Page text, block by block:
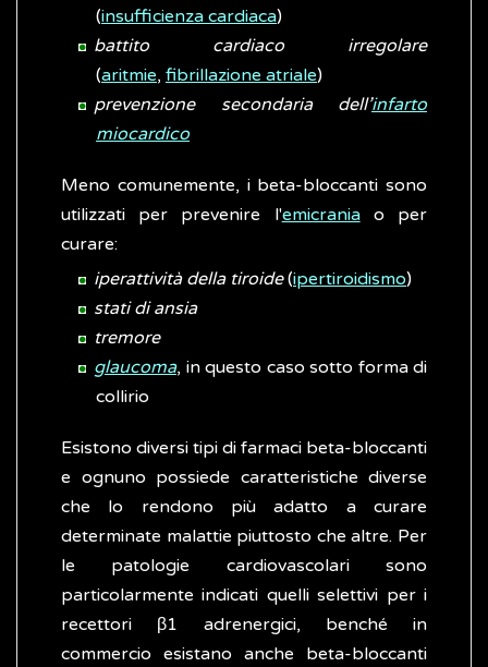
(insufficienza cardiaca)
battito cardiaco irregolare
(aritmie, fibrillazione atriale)
prevenzione secondaria dell’infarto
miocardico
Meno comunemente, i beta-bloccanti sono
utilizzati per prevenire l'emicraniao per
curare:
iperattività della tiroide(ipertiroidismo)
stati di ansia
tremore
glaucoma, in questo caso sotto forma di
collirio
Esistono diversi tipi di farmaci beta-bloccanti
e ognuno possiede caratteristiche diverse
che lo rendono più adatto a curare
determinate malattie piuttosto che altre. Per
le patologie cardiovascolari sono
particolarmente indicati quelli selettivi per i
recettori β1 adrenergici, benché in
commercio esistano anche beta-bloccanti